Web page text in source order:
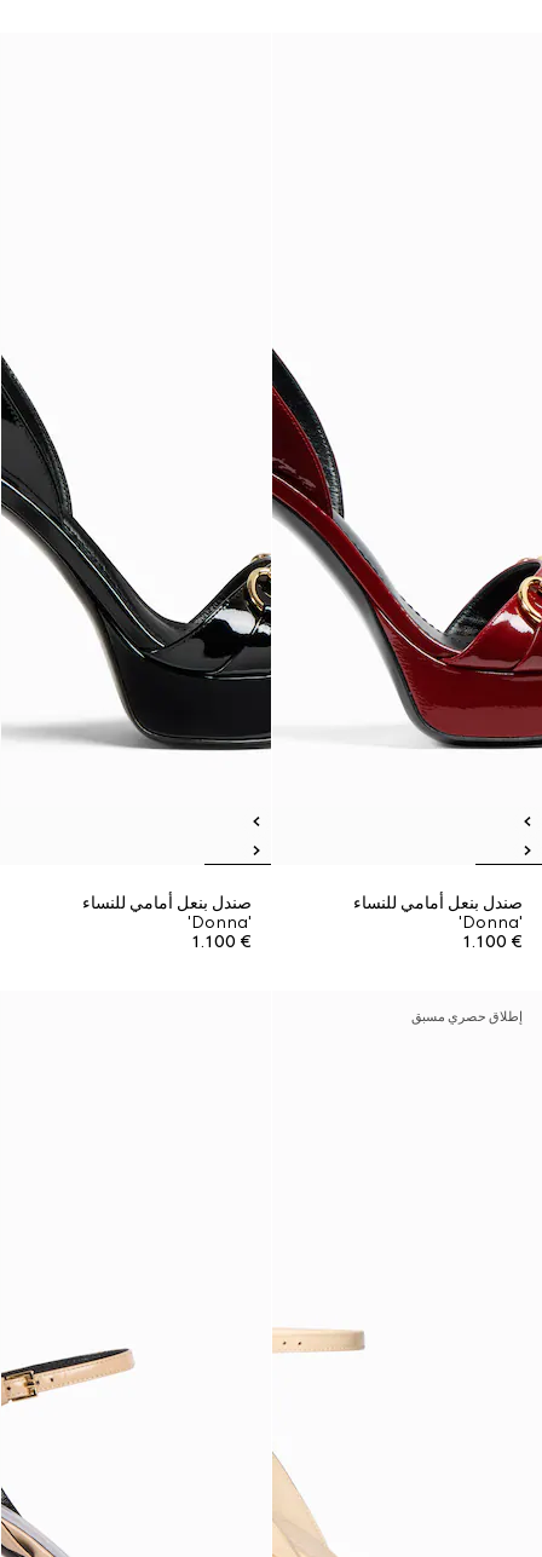
صندل بنعل أمامي للنساء
'Donna'
€ 1.100
صندل بنعل أمامي للنساء
'Donna'
€ 1.100
إطلاق حصري مسبق